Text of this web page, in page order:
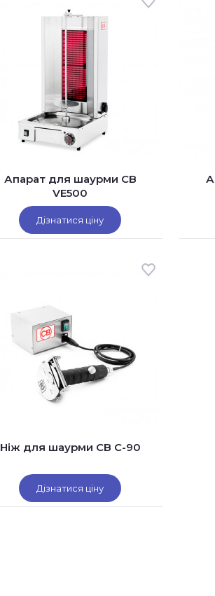
Апарат для шаурми CB
VE500
Дізнатися ціну
Ніж для шаурми CB C-90
Дізнатися ціну